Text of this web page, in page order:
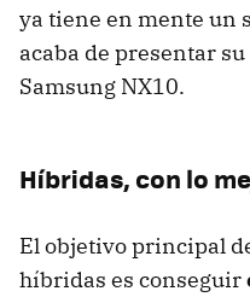
ya tiene en mente un
acaba de presentar
Samsung NX10.
Híbridas, con lo
El objetivo principal
híbridas es conseguir